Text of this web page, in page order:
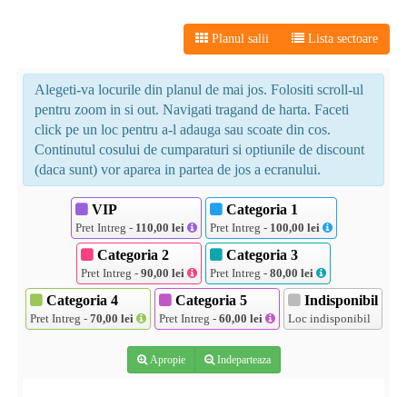
Planul salii Lista sectoare
Alegeti-va locurile din planul de mai jos. Folositi scroll-ul
pentru zoom in si out. Navigati tragand de harta. Faceti
click pe un loc pentru a-l adauga sau scoate din cos.
Continutul cosului de cumparaturi si optiunile de discount
(daca sunt) vor aparea in partea de jos a ecranului.
VIP
Pret Intreg - 110,00 lei
Categoria 1
Pret Intreg - 100,00 lei
Categoria 2
Pret Intreg - 90,00 lei
Categoria 3
Pret Intreg - 80,00 lei
Categoria 4
Pret Intreg - 70,00 lei
Categoria 5
Pret Intreg - 60,00 lei
Indisponibil
Loc indisponibil
Apropie Indeparteaza